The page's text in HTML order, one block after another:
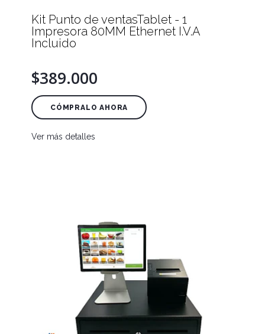
Kit Punto de ventasTablet - 1
Impresora 80MM Ethernet I.V.A
Incluido
$389.000
CÓMPRALO AHORA
Ver más detalles